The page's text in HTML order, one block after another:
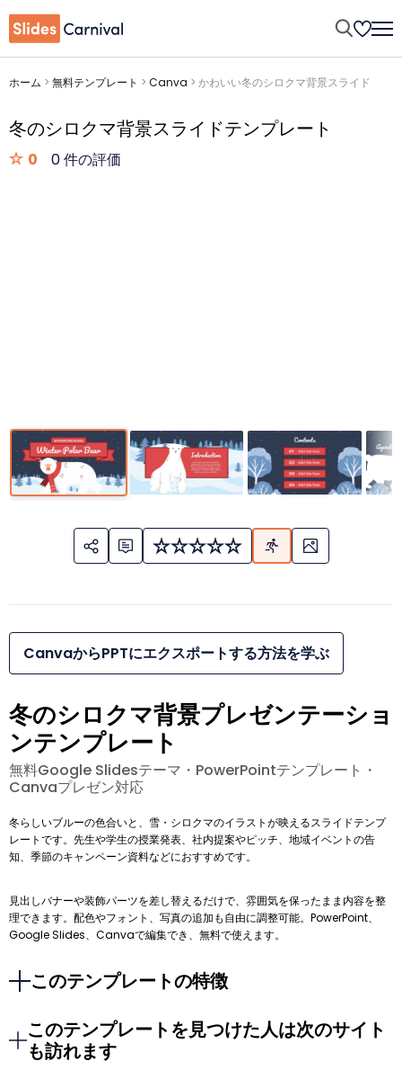
ホーム > 無料テンプレート > Canva > かわいい冬のシロクマ背景スライド
冬のシロクマ背景スライドテンプレート
0 0 件の評価
CanvaからPPTにエクスポートする方法を学ぶ
冬のシロクマ背景プレゼンテーショ
ンテンプレート
無料Google Slidesテーマ・PowerPointテンプレート・
Canvaプレゼン対応
冬らしいブルーの色合いと、雪・シロクマのイラストが映えるスライドテンプ
レートです。先生や学生の授業発表、社内提案やピッチ、地域イベントの告
知、季節のキャンペーン資料などにおすすめです。
見出しバナーや装飾パーツを差し替えるだけで、雰囲気を保ったまま内容を整
理できます。配色やフォント、写真の追加も自由に調整可能。PowerPoint、
Google Slides、Canvaで編集でき、無料で使えます。
このテンプレートの特徴
このテンプレートを見つけた人は次のサイト
も訪れます